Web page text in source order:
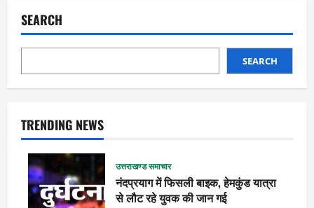
SEARCH
SEARCH
TRENDING NEWS
उत्तराखण्ड समाचार
नंदप्रयाग में फिसली बाइक, हेमकुंड यात्रा
से लौट रहे युवक की जान गई